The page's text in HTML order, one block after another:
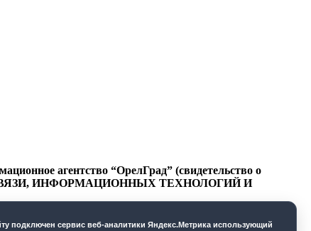
агентство “ОрелГрад” (свидетельство о
СВЯЗИ, ИНФОРМАЦИОННЫХ ТЕХНОЛОГИЙ И
подключен сервис веб-аналитики Яндекс.Метрика использующий